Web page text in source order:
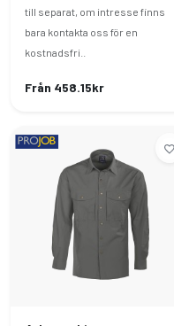
till separat, om intresse finns
bara kontakta oss för en
kostnadsfri..
Från 458.15kr